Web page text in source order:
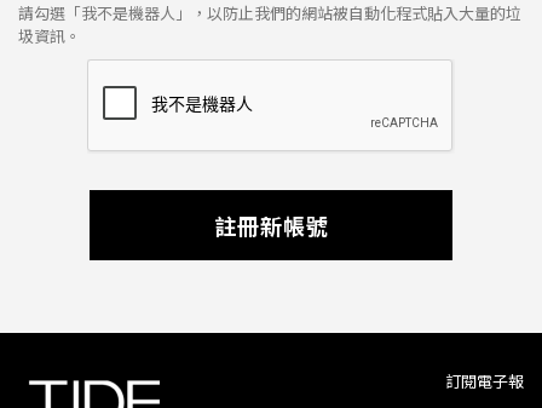
請勾選「我不是機器人」，以防止我們的網站被自動化程式貼入大量的垃
圾資訊。
註冊新帳號
訂閱電子報